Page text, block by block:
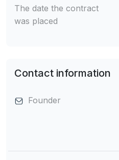
The date the contract
was placed
Contact information
Founder